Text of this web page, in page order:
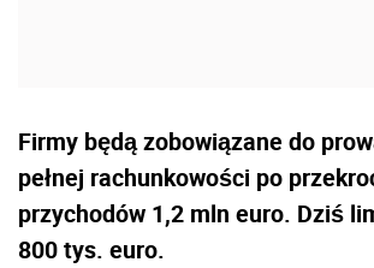
Firmy będą zobowiązane do
pełnej rachunkowości po
przychodów 1,2 mln euro. Dziś
800 tys. euro.